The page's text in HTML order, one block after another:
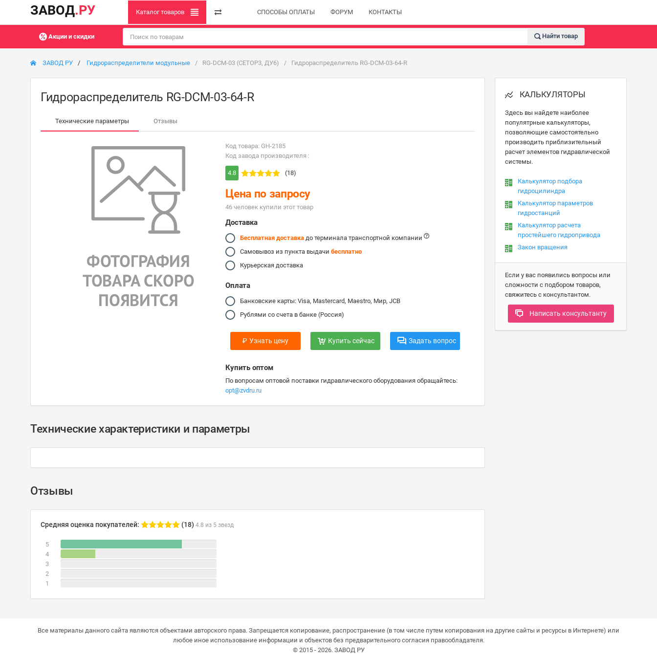
ЗАВОД.РУ Каталог товаров СПОСОБЫ ОПЛАТЫ ФОРУМ КОНТАКТЫ
Акции и скидки Найти товар
ЗАВОД РУ Гидрораспределители модульные RG-DCM-03 (CETOP3, ДУ6) Гидрораспределитель RG-DCM-03-64-R
Гидрораспределитель RG-DCM-03-64-R
Технические параметры Отзывы
Код товара: GH-2185
Код завода производителя :
4.8 (18)
Цена по запросу
46 человек купили этот товар
Доставка
Бесплатная доставка до терминала транспортной компании
Самовывоз из пункта выдачибесплатно
Курьерская доставка
Оплата
Банковские карты: Visa, Mastercard, Maestro, Мир, JCB
Рублями со счета в банке (Россия)
₽ Узнать цену Купить сейчас Задать вопрос
Купить оптом
По вопросам оптовой поставки гидравлического оборудования обращайтесь:
opt@zvdru.ru
Технические характеристики и параметры
Отзывы
Средняя оценка покупателей: (18) 4.8 из 5 звезд
5
4
3
2
1
КАЛЬКУЛЯТОРЫ
Здесь вы найдете наиболее
популятрные калькуляторы,
позволяющие самостоятельно
производить приблизительный
расчет элементов гидравлической
системы.
Калькулятор подбора
гидроцилиндра
Калькулятор параметров
гидростанций
Калькулятор расчета
простейшего гидропривода
Закон вращения
Если у вас появились вопросы или
сложности с подбором товаров,
свяжитесь с консультантом.
Написать консультанту
Все материалы данного сайта являются объектами авторского права. Запрещается копирование, распространение (в том числе путем копирования на другие сайты и ресурсы в Интернете) или
любое иное использование информации и объектов без предварительного согласия правообладателя.
© 2015 - 2026. ЗАВОД РУ